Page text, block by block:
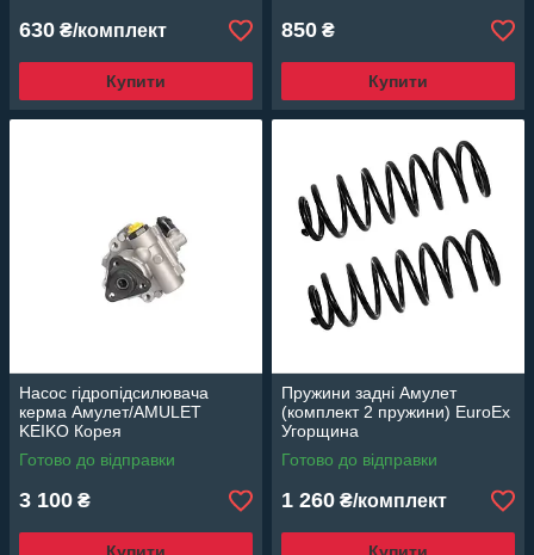
630 ₴/комплект
Купити
850 ₴
Купити
Насос гідропідсилювача
керма Амулет/AMULET
KEIKO Корея
Готово до відправки
3 100 ₴
Пружини задні Амулет
(комплект 2 пружини) EuroEx
Угорщина
Готово до відправки
1 260 ₴/комплект